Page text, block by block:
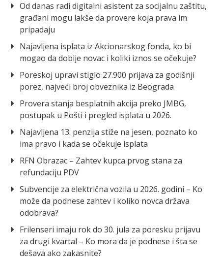
Od danas radi digitalni asistent za socijalnu zaštitu,
građani mogu lakše da provere koja prava im
pripadaju
Najavljena isplata iz Akcionarskog fonda, ko bi
mogao da dobije novac i koliki iznos se očekuje?
Poreskoj upravi stiglo 27.900 prijava za godišnji
porez, najveći broj obveznika iz Beograda
Provera stanja besplatnih akcija preko JMBG,
postupak u Pošti i pregled isplata u 2026.
Najavljena 13. penzija stiže na jesen, poznato ko
ima pravo i kada se očekuje isplata
RFN Obrazac – Zahtev kupca prvog stana za
refundaciju PDV
Subvencije za električna vozila u 2026. godini – Ko
može da podnese zahtev i koliko novca država
odobrava?
Frilenseri imaju rok do 30. jula za poresku prijavu
za drugi kvartal – Ko mora da je podnese i šta se
dešava ako zakasnite?